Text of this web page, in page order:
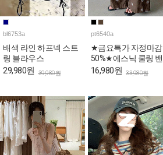
bl6753a
배색 라인 하프넥 스트
링 블라우스
29,980원 39,980원
pt6540a
★금요특가 자정마감
50%★에스닉 쿨링 밴
딩 와이드 팬츠
16,980원 33,980원